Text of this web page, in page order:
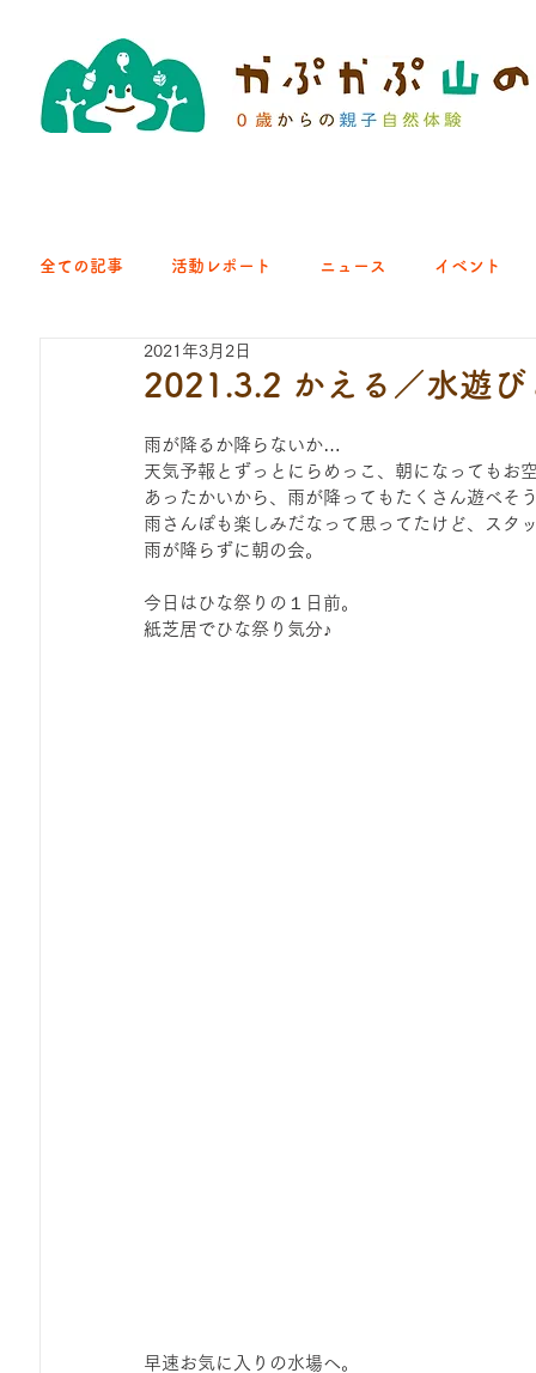
全ての記事 活動レポート ニュース イベント
クラブ｜くらす森
ひろば｜青梅はらっぱ ひろば｜あきる野どろっぱ
ひろば｜おそきっこ里山プレイパーク＆青空こども食堂
2021.3.2 かえる／水遊び
2021年3月2日
雨が降るか降らないか…
天気予報とずっとにらめっこ、朝になってもお
あったかいから、雨が降ってもたくさん遊べそ
雨さんぽも楽しみだなって思ってたけど、スタ
雨が降らずに朝の会。
今日はひな祭りの１日前。
紙芝居でひな祭り気分♪
早速お気に入りの水場へ。